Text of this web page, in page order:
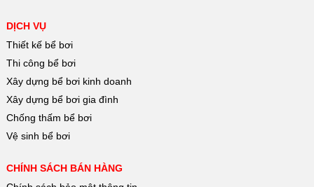
DỊCH VỤ
Thiết kế bể bơi
Thi công bể bơi
Xây dựng bể bơi kinh doanh
Xây dựng bể bơi gia đình
Chống thấm bể bơi
Vệ sinh bể bơi
CHÍNH SÁCH BÁN HÀNG